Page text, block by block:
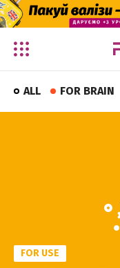
ALL FOR BRAIN
FOR USE